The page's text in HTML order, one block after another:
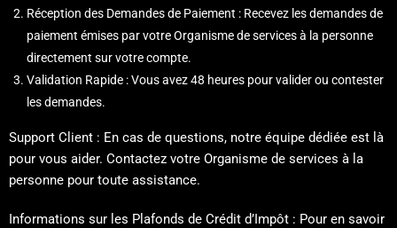
Réception des Demandes de Paiement : Recevez les demandes de
paiement émises par votre Organisme de services à la personne
directement sur votre compte.
Validation Rapide : Vous avez 48 heures pour valider ou contester
les demandes.
Support Client : En cas de questions, notre équipe dédiée est là
pour vous aider. Contactez votre Organisme de services à la
personne pour toute assistance.
Informations sur les Plafonds de Crédit d’Impôt : Pour en savoir
+50% déductible des impôts — Séances suivantes à partir
de 35€ réellement.